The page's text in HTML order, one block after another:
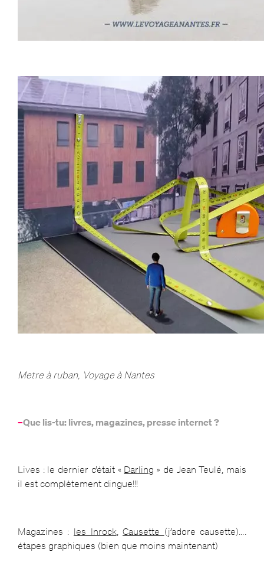
Metre à ruban, Voyage à Nantes
–Que lis-tu: livres, magazines, presse internet ?
Lives : le dernier c’était « Darling » de Jean Teulé, mais
il est complètement dingue!!!
Magazines : les Inrock,Causette (j’adore causette)….
étapes graphiques (bien que moins maintenant)